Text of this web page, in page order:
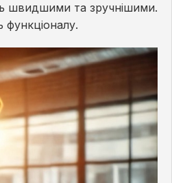
швидшими та зручнішими.